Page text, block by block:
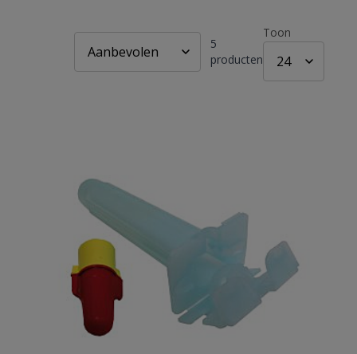
5
producten
Toon